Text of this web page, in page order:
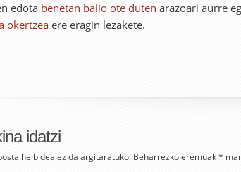
edota benetan balio ote duten arazoari aurre
okertzea ere eragin lezakete.
idatzi
helbidea ez da argitaratuko. Beharrezko eremuak*